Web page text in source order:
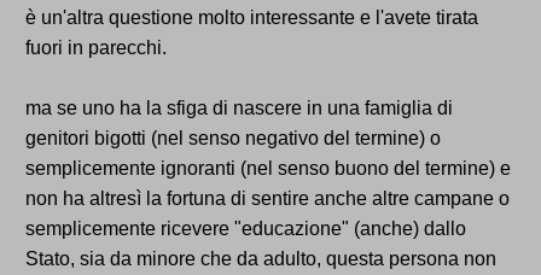
è un'altra questione molto interessante e l'avete tirata
fuori in parecchi.
ma se uno ha la sfiga di nascere in una famiglia di
genitori bigotti (nel senso negativo del termine) o
semplicemente ignoranti (nel senso buono del termine) e
non ha altresì la fortuna di sentire anche altre campane o
semplicemente ricevere "educazione" (anche) dallo
Stato, sia da minore che da adulto, questa persona non